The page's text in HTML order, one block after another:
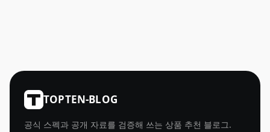
TOPTEN-BLOG
공식 스펙과 공개 자료를 검증해 쓰는 상품 추천 블로그.